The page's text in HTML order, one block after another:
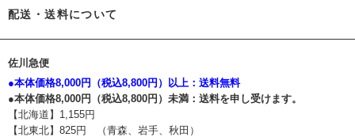
配送・送料について
佐川急便
●本体価格8,000円（税込8,800円）以上：送料無料
●本体価格8,000円（税込8,800円）未満：送料を申し受けます。
【北海道】1,155円
【北東北】825円 （青森、岩手、秋田）